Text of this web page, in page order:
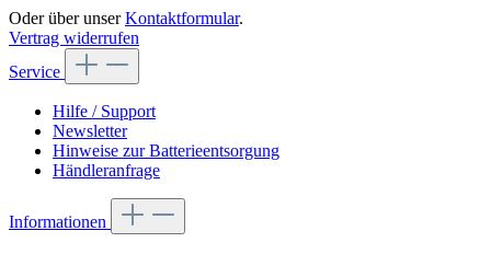
Oder über unserKontaktformular.
Vertrag widerrufen
Service
Hilfe / Support
Newsletter
Hinweise zur Batterieentsorgung
Händleranfrage
Informationen